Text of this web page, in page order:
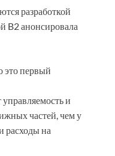
разработкой
B2 анонсировала
это первый
и
частей, чем у
расходы на